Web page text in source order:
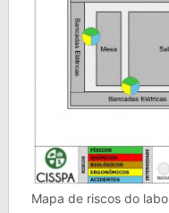
Mapa de riscos do